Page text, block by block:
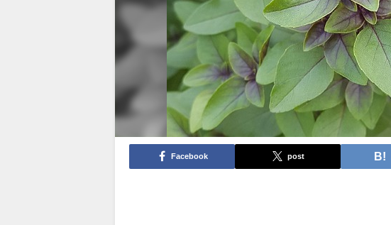
Facebook post